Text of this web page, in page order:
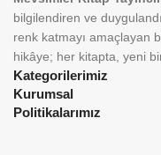
Kategorilerimiz
Kurumsal
Politikalarımız
bilgilendiren ve
renk katmayı amaçlayan
hikâye; her kitapta, yeni